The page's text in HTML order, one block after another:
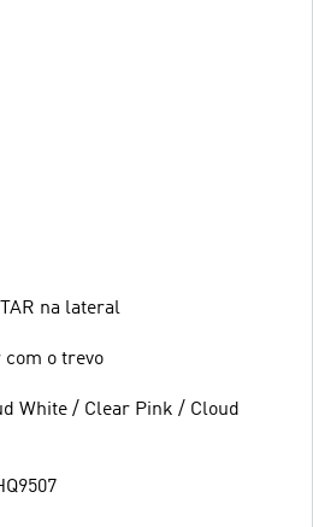
na lateral
com o trevo
White / Clear Pink / Cloud